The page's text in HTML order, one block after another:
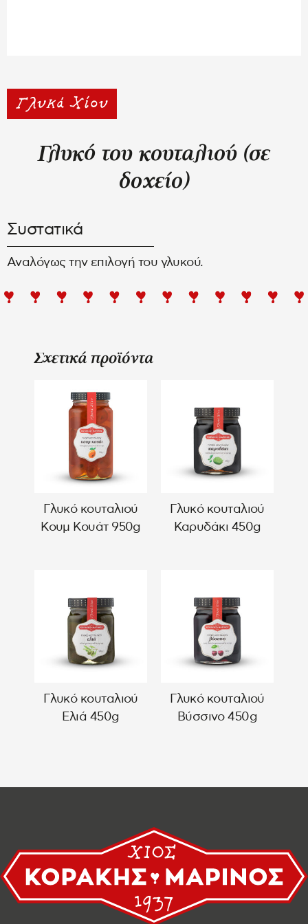
Γλυκό του κουταλιού (σε
δοχείο)
Συστατικά
Αναλόγως την επιλογή του γλυκού.
Σχετικά προϊόντα
Γλυκό κουταλιού
Κουμ Κουάτ 950g
Γλυκό κουταλιού
Καρυδάκι 450g
Γλυκό κουταλιού
Ελιά 450g
Γλυκό κουταλιού
Βύσσινο 450g